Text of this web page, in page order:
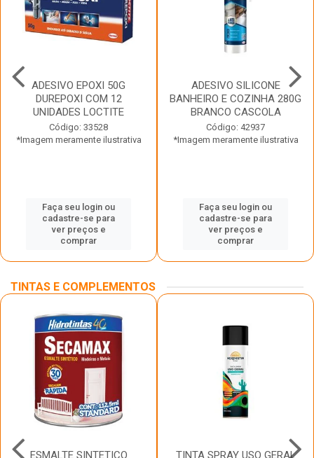
ADESIVO EPOXI 50G
DUREPOXI COM 12
UNIDADES LOCTITE
Código: 33528
*Imagem meramente ilustrativa
Faça seu login ou
cadastre-se para
ver preços e
comprar
ADESIVO SILICONE
BANHEIRO E COZINHA 280G
BRANCO CASCOLA
Código: 42937
*Imagem meramente ilustrativa
Faça seu login ou
cadastre-se para
ver preços e
comprar
TINTAS E COMPLEMENTOS
ESMALTE SINTETICO TINTA SPRAY USO GERAL